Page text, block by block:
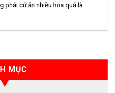
phải cứ ăn nhiều hoa quả là
MỤC